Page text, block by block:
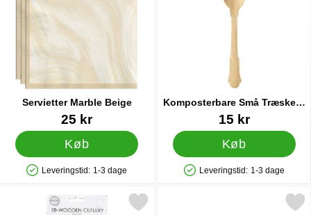
Servietter Marble Beige
Varenr 4197325 kr
Køb
Produkttilgængelighed: På lager
Leveringstid: 1-3 dage
Komposterbare Små Træskeer
Vintage
Varenr 2907915 kr
Køb
Produkttilgængelighed: På lager
Leveringstid: 1-3 dage
Markér træbestik Zigzag Hvid som favorit
Markér guirlande med